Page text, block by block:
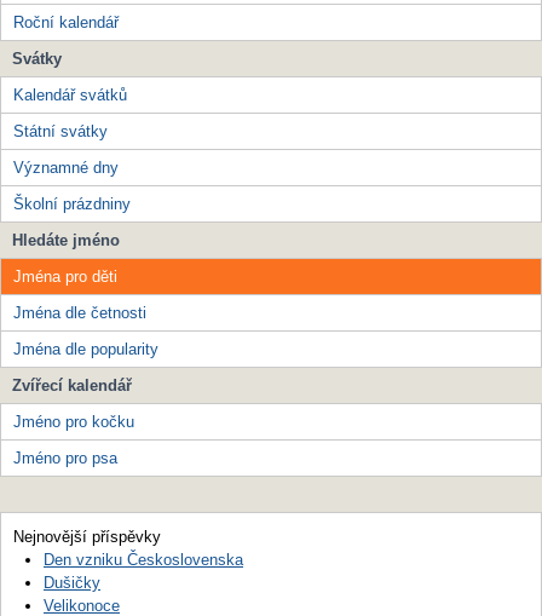
Roční kalendář
Svátky
Kalendář svátků
Státní svátky
Významné dny
Školní prázdniny
Hledáte jméno
Jména pro děti
Jména dle četnosti
Jména dle popularity
Zvířecí kalendář
Jméno pro kočku
Jméno pro psa
Nejnovější příspěvky
Den vzniku Československa
Dušičky
Velikonoce